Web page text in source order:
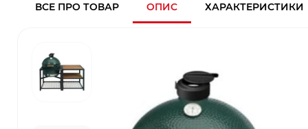
ВСЕ ПРО ТОВАР ОПИС ХАРАКТЕРИСТИКИ